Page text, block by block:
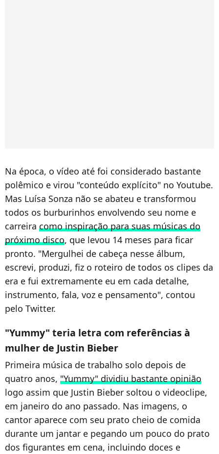
Na época, o vídeo até foi considerado bastante
polêmico e virou "conteúdo explícito" no Youtube.
Mas Luísa Sonza não se abateu e transformou
todos os burburinhos envolvendo seu nome e
carreira como inspiração para suas músicas do
próximo disco, que levou 14 meses para ficar
pronto. "Mergulhei de cabeça nesse álbum,
escrevi, produzi, fiz o roteiro de todos os clipes da
era e fui extremamente eu em cada detalhe,
instrumento, fala, voz e pensamento", contou
pelo Twitter.
"Yummy" teria letra com referências à
mulher de Justin Bieber
Primeira música de trabalho solo depois de
quatro anos, "Yummy" dividiu bastante opinião
logo assim que Justin Bieber soltou o videoclipe,
em janeiro do ano passado. Nas imagens, o
cantor aparece com seu prato cheio de comida
durante um jantar e pegando um pouco do prato
dos figurantes em cena, incluindo doces e